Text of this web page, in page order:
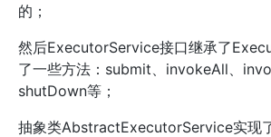
的；
然后ExecutorService接口继承了
了一些方法：submit、invokeAll、
shutDown等；
抽象类AbstractExecutorService实现